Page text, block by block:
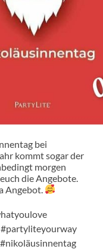
bei
kommt sogar der
morgen
die Angebote.
Angebot.